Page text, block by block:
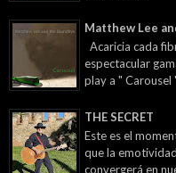
Matthew Lee
Acaricia cada
espectacular
play a " Carousel
THE SECRET
Este es el
que la
convergerá en